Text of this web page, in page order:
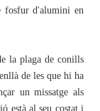
fosfur d'alumini en
la plaga de conills
de les que hi ha
un missatge als
està al seu costat i